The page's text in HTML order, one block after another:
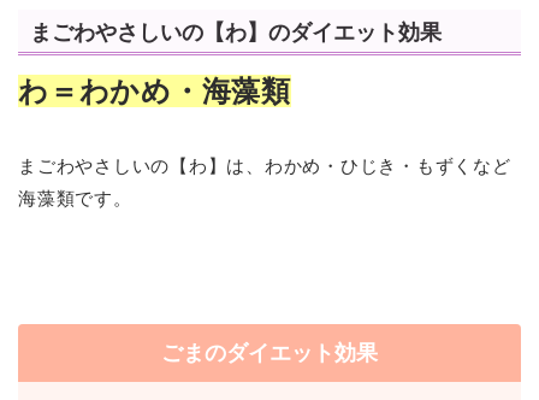
まごわやさしいの【わ】のダイエット効果
わ＝わかめ・海藻類
まごわやさしいの【わ】は、わかめ・ひじき・もずくなど
海藻類です。
ごまのダイエット効果